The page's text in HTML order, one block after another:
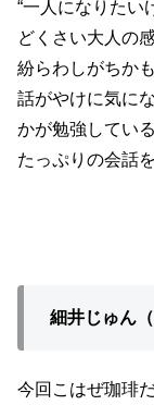
“一人になりたい
どくさい大人の
紛らわしがちか
話がやけに気に
かが勉強してい
たっぷりの会話
細井じゅん
今回こはぜ珈琲